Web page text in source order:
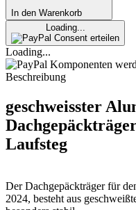
In den Warenkorb
Loading...
Consent erteilen
Loading...
Komponenten
Beschreibung
geschweisster
Laufsteg
Der Dachgepäckträger für
2024, besteht aus